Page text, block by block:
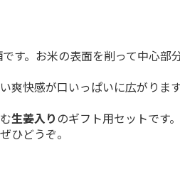
す。お米の表面を削って中心部
快感が口いっぱいに広がります
生姜入りのギフト用セットです。
ひどうぞ。